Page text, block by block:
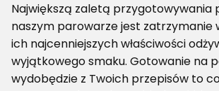
Największą zaletą przygotowywania
naszym parowarze jest zatrzymanie
ich najcenniejszych właściwości
wyjątkowego smaku. Gotowanie na
wydobędzie z Twoich przepisów to